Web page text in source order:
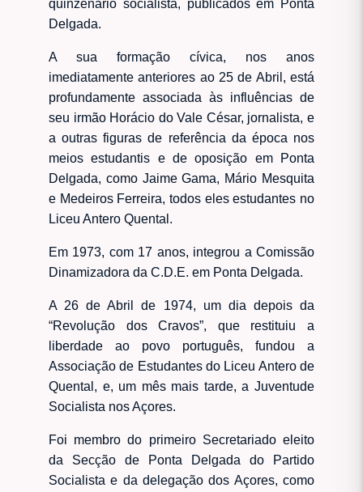
quinzenário socialista, publicados em Ponta
Delgada.
A sua formação cívica, nos anos
imediatamente anteriores ao 25 de Abril, está
profundamente associada às influências de
seu irmão Horácio do Vale César, jornalista, e
a outras figuras de referência da época nos
meios estudantis e de oposição em Ponta
Delgada, como Jaime Gama, Mário Mesquita
e Medeiros Ferreira, todos eles estudantes no
Liceu Antero Quental.
Em 1973, com 17 anos, integrou a Comissão
Dinamizadora da C.D.E. em Ponta Delgada.
A 26 de Abril de 1974, um dia depois da
“Revolução dos Cravos”, que restituiu a
liberdade ao povo português, fundou a
Associação de Estudantes do Liceu Antero de
Quental, e, um mês mais tarde, a Juventude
Socialista nos Açores.
Foi membro do primeiro Secretariado eleito
da Secção de Ponta Delgada do Partido
Socialista e da delegação dos Açores, como